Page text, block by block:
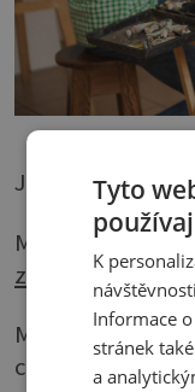
Jak si vybrat
Malování podle
začněteněčím
Motivů pro
celá řada.
Tyto
K
Informace
stránek
a